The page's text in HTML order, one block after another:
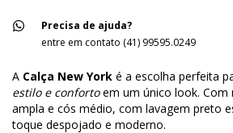
Precisa de ajuda?
entre em contato (41) 99595.0249
A Calça New York é a escolha perfeita
estilo e confortoem um único look. Com
ampla e cós médio, com lavagem preto
toque despojado e moderno.